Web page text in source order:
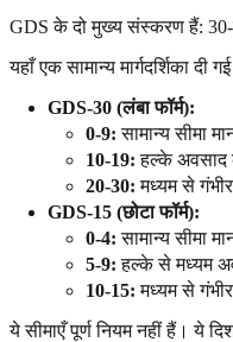
GDS के दो मुख्य संस्करण हैं: 30-
यहाँ एक सामान्य मार्गदर्शिका दी
GDS-30 (लंबा फॉर्म):
0-9: सामान्य सीमा
10-19: हल्के
20-30: मध्यम से
GDS-15 (छोटा फॉर्म):
0-4: सामान्य सीमा
5-9: हल्के से मध्यम
10-15: मध्यम से
ये सीमाएँ पूर्ण नियम नहीं हैं। ये